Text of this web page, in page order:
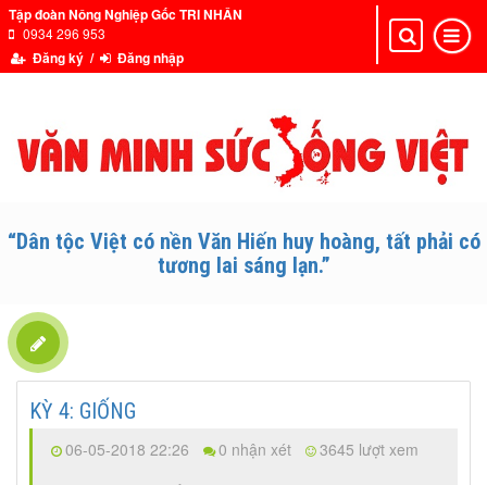
Tập đoàn Nông Nghiệp Gốc TRI NHÂN
0934 296 953
Đăng ký / Đăng nhập
Toggle
Toggle
navigation
“Dân tộc Việt có nền Văn Hiến huy hoàng, tất phải có
tương lai sáng lạn.”
KỲ 4: GIỐNG
06-05-2018 22:26 0 nhận xét
3645 lượt xem